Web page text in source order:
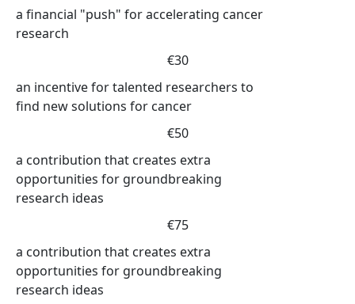
a financial "push" for accelerating cancer
research
€30
an incentive for talented researchers to
find new solutions for cancer
€50
a contribution that creates extra
opportunities for groundbreaking
research ideas
€75
a contribution that creates extra
opportunities for groundbreaking
research ideas